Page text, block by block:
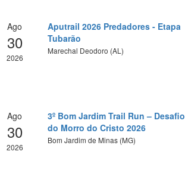
Ago
30
2026
Aputrail 2026 Predadores - Etapa
Tubarão
Marechal Deodoro (AL)
Ago
30
2026
3º Bom Jardim Trail Run – Desafio
do Morro do Cristo 2026
Bom Jardim de Minas (MG)